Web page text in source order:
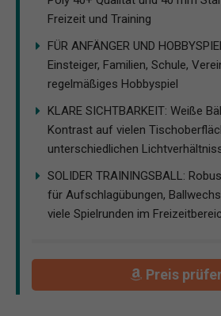
Freizeit und Training
FÜR ANFÄNGER UND
Einsteiger, Familien, Schule,
regelmäßiges Hobbyspiel
KLARE SICHTBARKEIT: Weiße
Kontrast auf vielen
unterschiedlichen
SOLIDER TRAININGSBALL:
für Aufschlagübungen,
viele Spielrunden im
Preis